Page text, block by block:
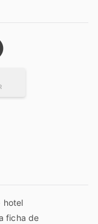
hotel
ficha de